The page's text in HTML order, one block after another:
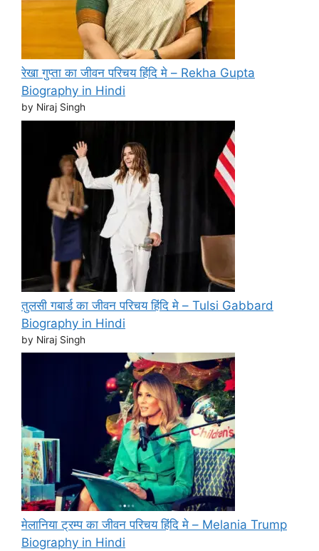
रेखा गुप्ता का जीवन परिचय हिंदि मे – Rekha Gupta
Biography in Hindi
by Niraj Singh
तुलसी गबार्ड का जीवन परिचय हिंदि मे – Tulsi Gabbard
Biography in Hindi
by Niraj Singh
मेलानिया ट्रम्प का जीवन परिचय हिंदि मे – Melania Trump
Biography in Hindi